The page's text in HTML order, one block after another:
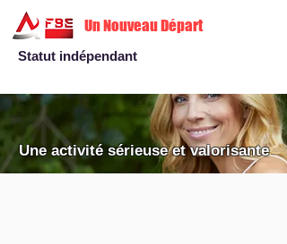
Un Nouveau Départ
Statut indépendant
Une activité sérieuse et valorisante